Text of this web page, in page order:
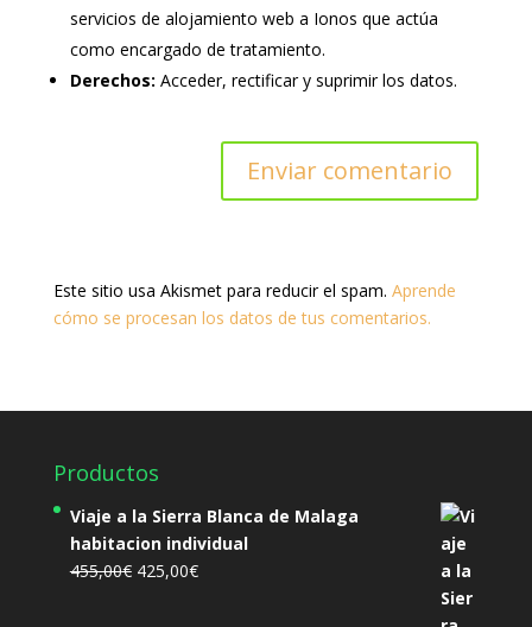
servicios de alojamiento web a Ionos que actúa
como encargado de tratamiento.
Derechos: Acceder, rectificar y suprimir los datos.
Este sitio usa Akismet para reducir el spam. Aprende
cómo se procesan los datos de tus comentarios.
Productos
Viaje a la Sierra Blanca de Malaga
habitacion individual
455,00€ El
425,00€El